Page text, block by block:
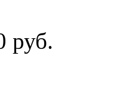
руб.